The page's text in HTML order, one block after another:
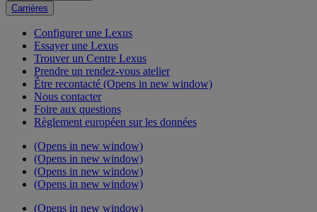
Carrières
Configurer une Lexus
Essayer une Lexus
Trouver un Centre Lexus
Prendre un rendez-vous atelier
Être recontacté (Opens in new window)
Nous contacter
Foire aux questions
Règlement européen sur les données
(Opens in new window)
(Opens in new window)
(Opens in new window)
(Opens in new window)
(Opens in new window)